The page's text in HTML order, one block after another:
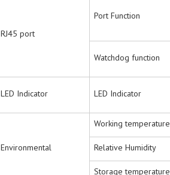
RJ45 port
Port Function
Watchdog function
LED Indicator LED Indicator
Environmental
Working temperature
Relative Humidity
Storage temperature